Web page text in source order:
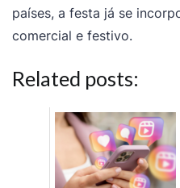
países, a festa já se
comercial e festivo.
Related posts: